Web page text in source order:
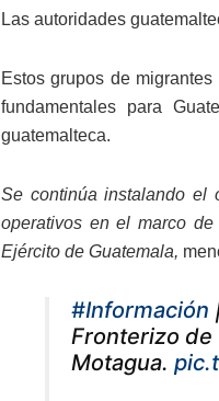
Las autoridades
Estos grupos de
fundamentales para
guatemalteca.
Se continúa instalando el
operativos en el marco
Ejército de Guatemala,
#Información
Fronterizo de
Motagua.